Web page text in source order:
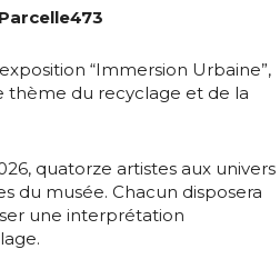
“Immersion Urbaine”,
thème du recyclage et de la
quatorze artistes aux univers
du musée. Chacun disposera
une interprétation